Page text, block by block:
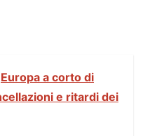
Europa a corto di
e ritardi dei